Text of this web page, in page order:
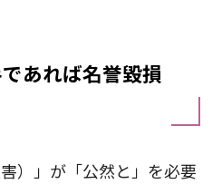
あれば名誉毀損
）」が「公然と」を必要